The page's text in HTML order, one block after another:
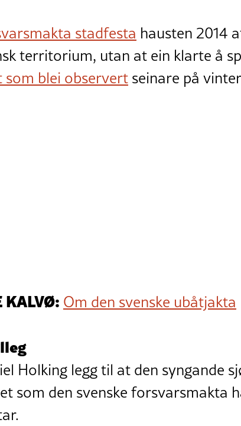
stadfesta hausten 2014
territorium, utan at ein klarte å
som blei observertseinare på
KALVØ: Om den svenske ubåtjakta
Holking legg til at den syngande
som den svenske forsvarsmakta